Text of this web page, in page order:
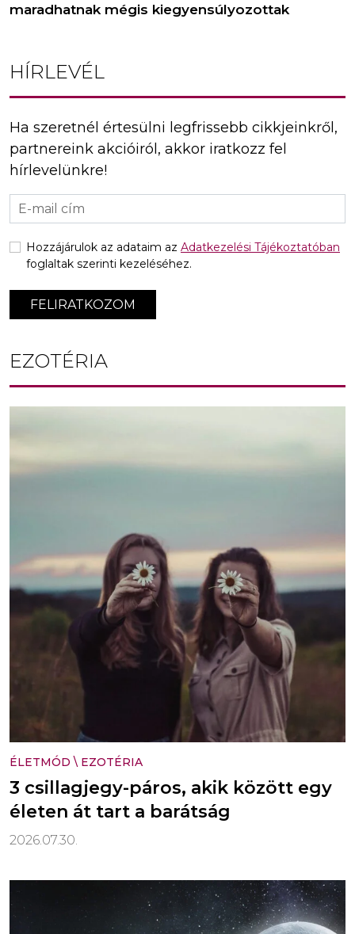
maradhatnak mégis kiegyensúlyozottak
HÍRLEVÉL
Ha szeretnél értesülni legfrissebb cikkjeinkről,
partnereink akcióiról, akkor iratkozz fel
hírlevelünkre!
FELIRATKOZOM
Hozzájárulok az adataim az Adatkezelési Tájékoztatóban
foglaltak szerinti kezeléséhez.
EZOTÉRIA
ÉLETMÓD \ EZOTÉRIA
3 csillagjegy-páros, akik között egy
életen át tart a barátság
2026.07.30.